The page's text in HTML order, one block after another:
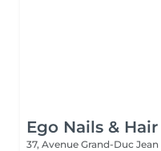
Ego Nails & Hair
37, Avenue Grand-Duc Jean